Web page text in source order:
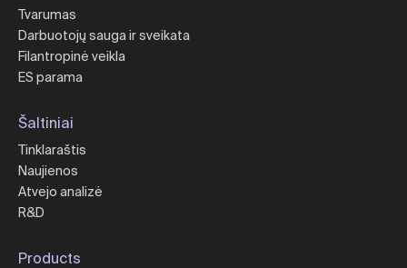
Tvarumas
Darbuotojų sauga ir sveikata
Filantropinė veikla
ES parama
Šaltiniai
Tinklaraštis
Naujienos
Atvejo analizė
R&D
Products